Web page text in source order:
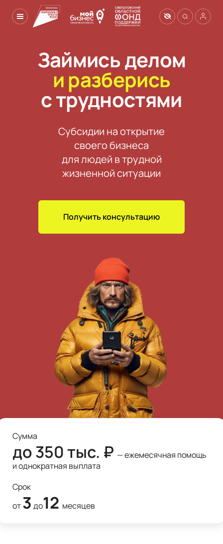
Займись делом
и разберись
с трудностями
Субсидии на открытие
своего бизнеса
для людей в трудной
жизненной ситуации
Получить консультацию
Сумма
до 350 тыс. ₽ — ежемесячная помощь
и однократная выплата
Срок
от3 до12 месяцев